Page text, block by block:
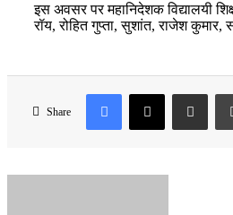
इस अवसर पर महानिदेशक विद्यालयी
रॉय, रोहित गुप्ता, सुशांत, राजेश
Share
Facebook
X Share via